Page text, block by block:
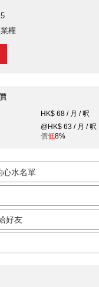
5
權
HK$ 68 / 月 / 呎
@HK$ 63 / 月 / 呎
價低8%
心水名單
好友